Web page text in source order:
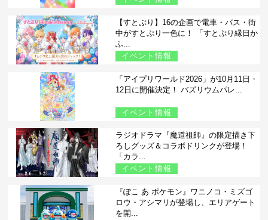
【すとぷり】16の企画で電車・バス・街
中がすとぷり一色に！ 「すとぷり縁日か
ふ...
イベント情報
「アイプリワールド2026」が10月11日・
12日に開催決定！ バズリウムパレ...
イベント情報
ラジオドラマ『魔道祖師』の限定描き下
ろしグッズ＆コラボドリンクが登場！
「カラ...
イベント情報
『ぽこ あ ポケモン』ワニノコ・ミズゴ
ロウ・アシマリが登場し、エリアゲート
を開...